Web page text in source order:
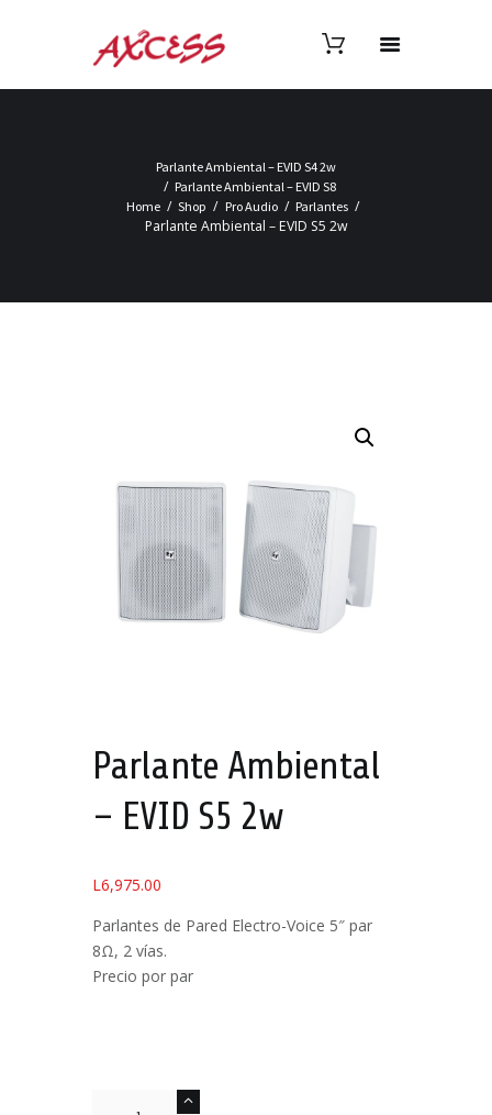
Parlante Ambiental – EVID S4 2w
Parlante Ambiental – EVID S8
Home
Shop Pro Audio Parlantes
Parlante Ambiental – EVID S5 2w
Parlante Ambiental
– EVID S5 2w
L6,975.00
Parlantes de Pared Electro-Voice 5″ par
8Ω, 2 vías.
Precio por par